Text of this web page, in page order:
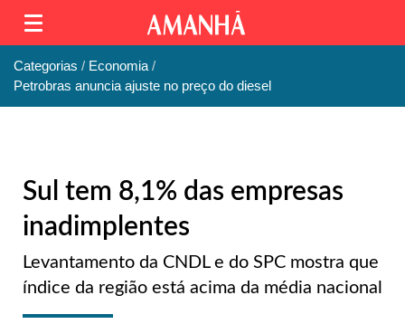
Categorias
Economia
Petrobras anuncia ajuste no preço do diesel
Sul tem 8,1% das empresas
inadimplentes
Levantamento da CNDL e do SPC mostra que
índice da região está acima da média nacional